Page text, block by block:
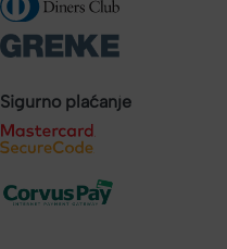
Sigurno plaćanje